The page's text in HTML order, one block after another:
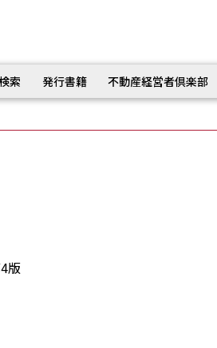
索 発行書籍 不動産経営者倶楽部
版